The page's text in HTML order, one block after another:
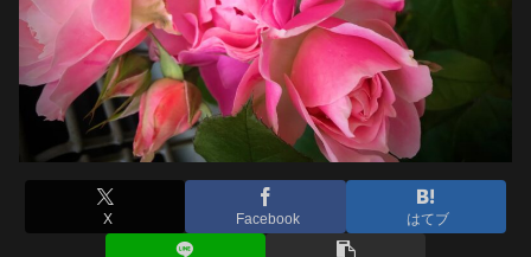
X Facebook はてブ